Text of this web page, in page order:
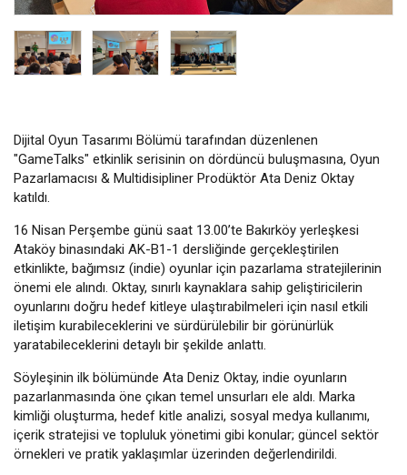
Dijital Oyun Tasarımı Bölümü tarafından düzenlenen
"GameTalks" etkinlik serisinin on dördüncü buluşmasına, Oyun
Pazarlamacısı & Multidisipliner Prodüktör Ata Deniz Oktay
katıldı.
16 Nisan Perşembe günü saat 13.00’te Bakırköy yerleşkesi
Ataköy binasındaki AK-B1-1 dersliğinde gerçekleştirilen
etkinlikte, bağımsız (indie) oyunlar için pazarlama stratejilerinin
önemi ele alındı. Oktay, sınırlı kaynaklara sahip geliştiricilerin
oyunlarını doğru hedef kitleye ulaştırabilmeleri için nasıl etkili
iletişim kurabileceklerini ve sürdürülebilir bir görünürlük
yaratabileceklerini detaylı bir şekilde anlattı.
Söyleşinin ilk bölümünde Ata Deniz Oktay, indie oyunların
pazarlanmasında öne çıkan temel unsurları ele aldı. Marka
kimliği oluşturma, hedef kitle analizi, sosyal medya kullanımı,
içerik stratejisi ve topluluk yönetimi gibi konular; güncel sektör
örnekleri ve pratik yaklaşımlar üzerinden değerlendirildi.